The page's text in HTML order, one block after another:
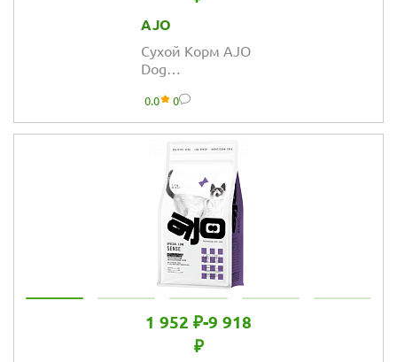
AJO
Сухой Корм AJO
Dog
гречкой для
взрослых собак
средних и
склонных к
аллергиям
0.0 0
1 952 ₽-9 918
₽